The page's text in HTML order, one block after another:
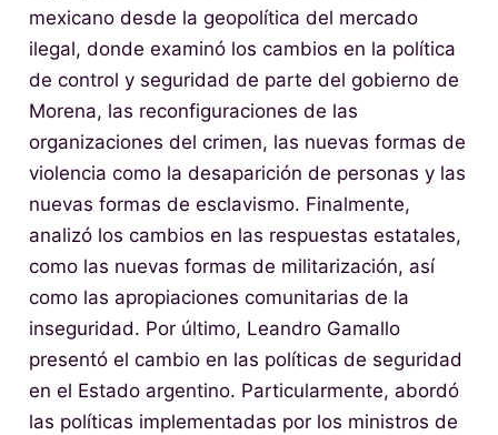
mexicano desde la geopolítica del mercado
ilegal, donde examinó los cambios en la política
de control y seguridad de parte del gobierno de
Morena, las reconfiguraciones de las
organizaciones del crimen, las nuevas formas de
violencia como la desaparición de personas y las
nuevas formas de esclavismo. Finalmente,
analizó los cambios en las respuestas estatales,
como las nuevas formas de militarización, así
como las apropiaciones comunitarias de la
inseguridad. Por último, Leandro Gamallo
presentó el cambio en las políticas de seguridad
en el Estado argentino. Particularmente, abordó
las políticas implementadas por los ministros de